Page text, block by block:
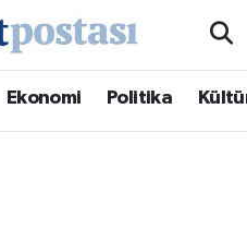
Ekonomi Politika